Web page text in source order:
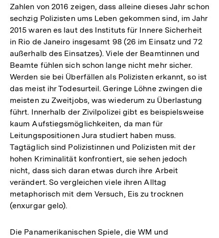
Zahlen von 2016 zeigen, dass alleine dieses Jahr schon
sechzig Polizisten ums Leben gekommen sind, im Jahr
2015 waren es laut des Instituts für Innere Sicherheit
in Rio de Janeiro insgesamt 98 (26 im Einsatz und 72
außerhalb des Einsatzes). Viele der Beamtinnen und
Beamte fühlen sich schon lange nicht mehr sicher.
Werden sie bei Überfällen als Polizisten erkannt, so ist
das meist ihr Todesurteil. Geringe Löhne zwingen die
meisten zu Zweitjobs, was wiederum zu Überlastung
führt. Innerhalb der Zivilpolizei gibt es beispielsweise
kaum Aufstiegsmöglichkeiten, da man für
Leitungspositionen Jura studiert haben muss.
Tagtäglich sind Polizistinnen und Polizisten mit der
hohen Kriminalität konfrontiert, sie sehen jedoch
nicht, dass sich daran etwas durch ihre Arbeit
verändert. So vergleichen viele ihren Alltag
metaphorisch mit dem Versuch, Eis zu trocknen
(enxurgar gelo).
Die Panamerikanischen Spiele, die WM und